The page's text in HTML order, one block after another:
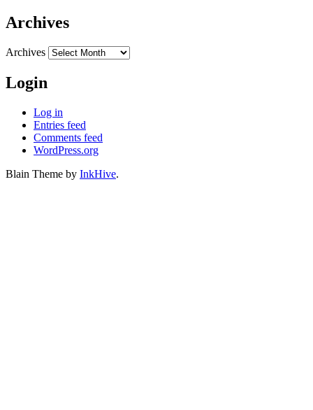
Archives
Archives
Login
Log in
Entries feed
Comments feed
WordPress.org
Blain Theme by InkHive.